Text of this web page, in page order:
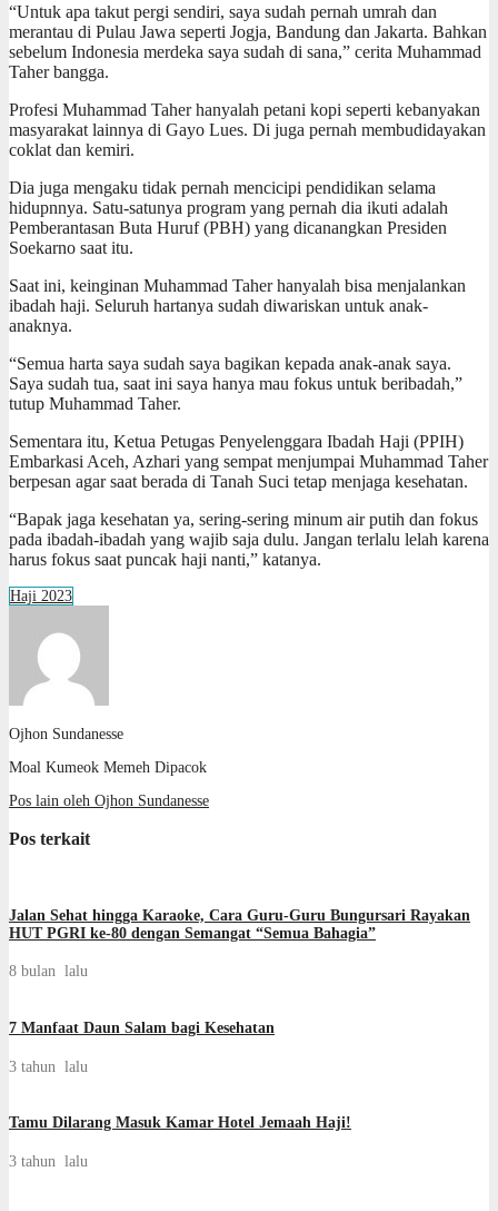
“Untuk apa takut pergi sendiri, saya sudah pernah umrah dan
merantau di Pulau Jawa seperti Jogja, Bandung dan Jakarta. Bahkan
sebelum Indonesia merdeka saya sudah di sana,” cerita Muhammad
Taher bangga.
Profesi Muhammad Taher hanyalah petani kopi seperti kebanyakan
masyarakat lainnya di Gayo Lues. Di juga pernah membudidayakan
coklat dan kemiri.
Dia juga mengaku tidak pernah mencicipi pendidikan selama
hidupnnya. Satu-satunya program yang pernah dia ikuti adalah
Pemberantasan Buta Huruf (PBH) yang dicanangkan Presiden
Soekarno saat itu.
Saat ini, keinginan Muhammad Taher hanyalah bisa menjalankan
ibadah haji. Seluruh hartanya sudah diwariskan untuk anak-
anaknya.
“Semua harta saya sudah saya bagikan kepada anak-anak saya.
Saya sudah tua, saat ini saya hanya mau fokus untuk beribadah,”
tutup Muhammad Taher.
Sementara itu, Ketua Petugas Penyelenggara Ibadah Haji (PPIH)
Embarkasi Aceh, Azhari yang sempat menjumpai Muhammad Taher
berpesan agar saat berada di Tanah Suci tetap menjaga kesehatan.
“Bapak jaga kesehatan ya, sering-sering minum air putih dan fokus
pada ibadah-ibadah yang wajib saja dulu. Jangan terlalu lelah karena
harus fokus saat puncak haji nanti,” katanya.
Haji 2023
Ojhon Sundanesse
Moal Kumeok Memeh Dipacok
Pos lain oleh Ojhon Sundanesse
Pos terkait
Jalan Sehat hingga Karaoke, Cara Guru-Guru Bungursari Rayakan
HUT PGRI ke-80 dengan Semangat “Semua Bahagia”
8 bulan lalu
7 Manfaat Daun Salam bagi Kesehatan
3 tahun lalu
Tamu Dilarang Masuk Kamar Hotel Jemaah Haji!
3 tahun lalu